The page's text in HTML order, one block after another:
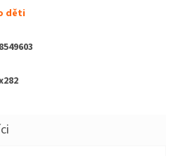
děti